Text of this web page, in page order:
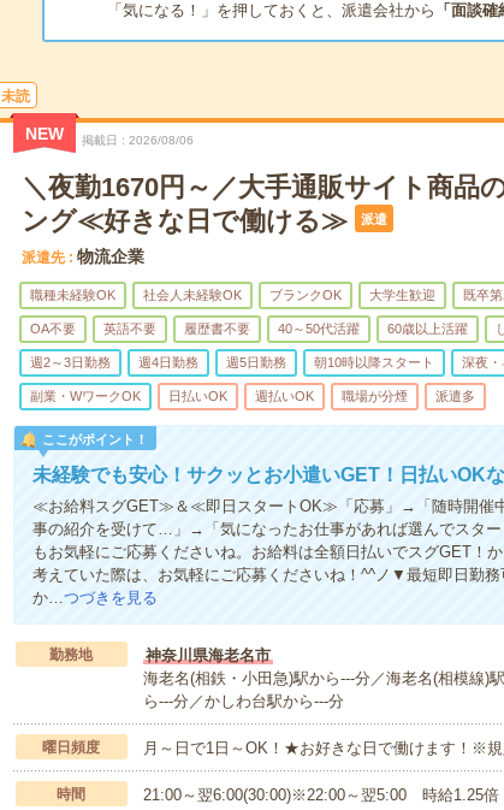
「気になる！」を押しておくと、派遣会社から 「面談確
未読
NEW 掲載日 2026/08/06
＼夜勤1670円～／大手通販サイト商品
ング≪好きな日で働ける≫
派遣
派遣先 物流企業
職種未経験OK 社会人未経験OK ブランクOK 大学生歓迎 既卒
OA不要 英語不要 履歴書不要 40～50代活躍 60歳以上活躍
週2～3日勤務 週4日勤務 週5日勤務 朝10時以降スタート 深夜・
副業・WワークOK 日払いOK 週払いOK 職場が分煙 派遣多
ここがポイント！
未経験でも安心！サクッとお小遣いGET！日払いOK
≪お給料スグGET≫＆≪即日スタートOK≫「応募」→「随時開催
事の紹介を受けて…」→「気になったお仕事があれば選んでスタ
もお気軽にご応募くださいね。お給料は全額日払いでスグGET！
考えていた際は、お気軽にご応募くださいね！^^ノ▼最短即日勤
か…つづきを見る
勤務地
神奈川県海老名市
海老名(相鉄・小田急)駅から---分／海老名(相模線)
ら---分／かしわ台駅から---分
曜日頻度 月～日で1日～OK！★お好きな日で働けます！※規
時間 21:00～翌6:00(30:00)※22:00～翌5:00 時給1.25倍